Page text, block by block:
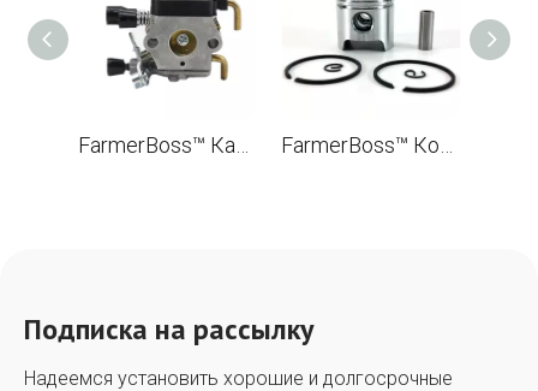
Подписка на рассылку
Надеемся установить хорошие и долгосрочные